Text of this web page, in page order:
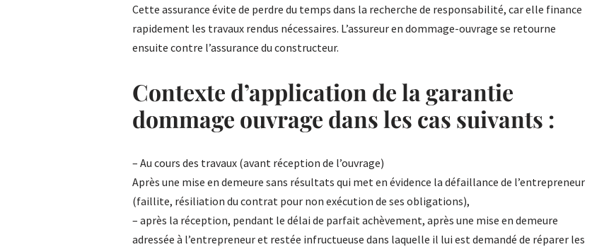
Cette assurance évite de perdre du temps dans la recherche de responsabilité, car elle finance
rapidement les travaux rendus nécessaires. L’assureur en dommage-ouvrage se retourne
ensuite contre l’assurance du constructeur.
Contexte d’application de la garantie
dommage ouvrage dans les cas suivants :
– Au cours des travaux (avant réception de l’ouvrage)
Après une mise en demeure sans résultats qui met en évidence la défaillance de l’entrepreneur
(faillite, résiliation du contrat pour non exécution de ses obligations),
– après la réception, pendant le délai de parfait achèvement, après une mise en demeure
adressée à l’entrepreneur et restée infructueuse dans laquelle il lui est demandé de réparer les